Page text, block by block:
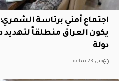
اجتماع أمني برئاسة
يكون العراق منطلقاً لتهديد
دولة
قبل 23 ساعة